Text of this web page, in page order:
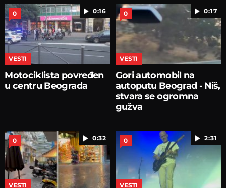
0:16
0
VESTI
Motociklista povređen
u centru Beograda
0:17
0
VESTI
Gori automobil na
autoputu Beograd - Niš,
stvara se ogromna
gužva
0:32
0
VESTI
2:31
0
VESTI